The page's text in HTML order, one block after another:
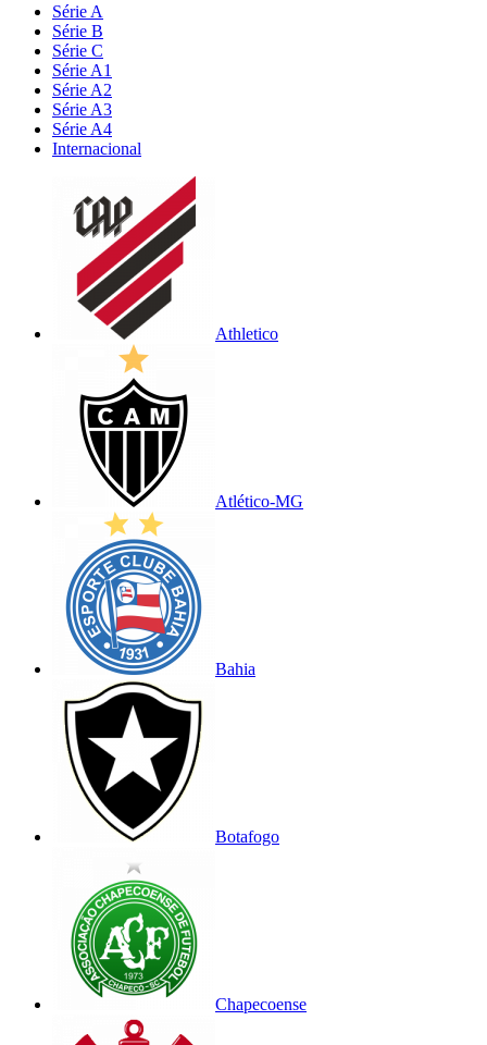
Série A
Série B
Série C
Série A1
Série A2
Série A3
Série A4
Internacional
Athletico
Atlético-MG
Bahia
Botafogo
Chapecoense